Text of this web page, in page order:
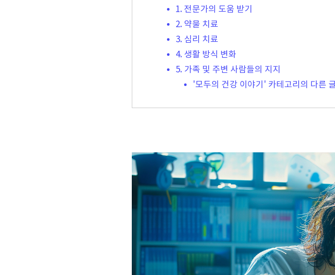
1. 전문가의 도움 받기
2. 약물 치료
3. 심리 치료
4. 생활 방식 변화
5. 가족 및 주변 사람들의 지지
'모두의 건강 이야기' 카테고리의 다른